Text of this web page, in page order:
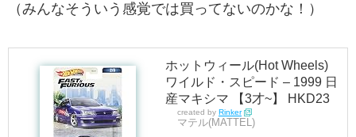
（みんなそういう感覚では買ってないのかな！）
ホットウィール(Hot Wheels)
ワイルド・スピード – 1999 日
産マキシマ 【3才~】 HKD23
created by Rinker
マテル(MATTEL)